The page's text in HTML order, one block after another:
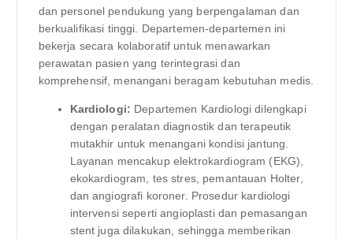
dan personel pendukung yang berpengalaman dan
berkualifikasi tinggi. Departemen-departemen ini
bekerja secara kolaboratif untuk menawarkan
perawatan pasien yang terintegrasi dan
komprehensif, menangani beragam kebutuhan medis.
Kardiologi: Departemen Kardiologi dilengkapi
dengan peralatan diagnostik dan terapeutik
mutakhir untuk menangani kondisi jantung.
Layanan mencakup elektrokardiogram (EKG),
ekokardiogram, tes stres, pemantauan Holter,
dan angiografi koroner. Prosedur kardiologi
intervensi seperti angioplasti dan pemasangan
stent juga dilakukan, sehingga memberikan